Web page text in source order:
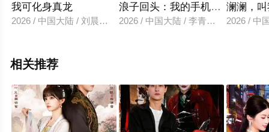
我可化身真龙
2026 / 中国大陆 / 刘晨宇＆杨林涛
浪子回头：我的手机可以预知未
2026 / 中国大陆 / 李青霖＆徐格男
澜澜，
2026 / 中
相关推荐